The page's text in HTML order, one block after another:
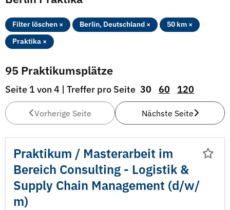
Filter löschen × Berlin, Deutschland ×
50 km ×
Praktika ×
95 Praktikumsplätze
Seite 1 von 4 | Treffer pro Seite 30 60 120
Vorherige Seite Nächste Seite
Praktikum / Masterarbeit im
Bereich Consulting - Logistik &
Supply Chain Management (d/w/
m)